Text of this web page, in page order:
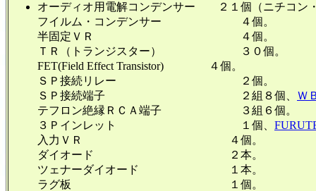
オーディオ用電解コンデンサー ２１個（ニチコン
フイルム・コンデンサー ４個。
半固定ＶＲ ４個。
ＴＲ（トランジスター） ３０個。
FET(Field Effect Transistor) ４個。
ＳＰ接続リレー ２個。
ＳＰ接続端子 ２組８個、 Ｗ
テフロン絶縁ＲＣＡ端子 ３組６個。
３Ｐインレット １個、
入力ＶＲ ４個。
ダイオード ２本。
ツェナーダイオード １本。
ラグ板 １個。